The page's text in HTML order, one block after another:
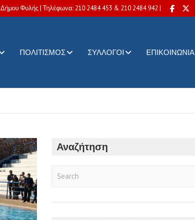
Δήμου Φυλής | Τηλέφωνα: 210 2484 453 & 210 2484 942 |
ΠΟΛΙΤΙΣΜΌΣ ΣΎΛΛΟΓΟΙ ΕΠΙΚΟΙΝΩΝΊΑ
Αναζήτηση
r